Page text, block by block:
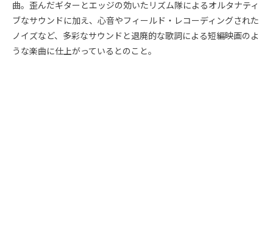
曲。歪んだギターとエッジの効いたリズム隊によるオルタナティ
ブなサウンドに加え、心音やフィールド・レコーディングされた
ノイズなど、多彩なサウンドと退廃的な歌詞による短編映画のよ
うな楽曲に仕上がっているとのこと。